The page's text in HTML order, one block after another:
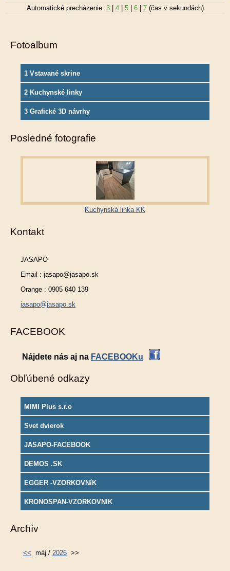
Automatické precházenie: 3| 4| 5| 6| 7(čas v sekundách)
Fotoalbum
1 Vstavané skrine
2 Kuchynské linky
3 Grafické 3D návrhy
Posledné fotografie
Kuchynská linka KK
Kontakt
JASAPO
Email : jasapo@jasapo.sk
Orange : 0905 640 139
jasapo@jasapo.sk
FACEBOOK
Nájdete nás aj na FACEBOOKu
Obľúbené odkazy
MIMI Plus s.r.o
Svet dvierok
JASAPO-FACEBOOK
DEMOS .SK
EGGER -VZORKOVNíK
KRONOSPAN-VZORKOVNIK
Archív
<< máj / 2026 >>